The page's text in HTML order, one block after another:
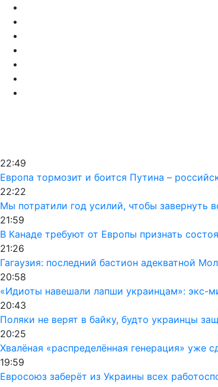
22:49
Европа тормозит и боится Путина –
22:22
Мы потратили год усилий, чтобы
21:59
В Канаде требуют от Европы признать
21:26
Гагаузия: последний бастион адекватной
20:58
«Идиоты навешали лапши украинцам»: экс-
20:43
Поляки не верят в байку, будто украинцы
20:25
Хвалёная «распределённая генерация» уже
19:59
Евросоюз заберёт из Украины всех